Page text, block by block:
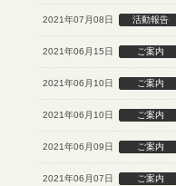
2021年07月08日 活動報告
2021年06月15日 ご案内
2021年06月10日 ご案内
2021年06月10日 ご案内
2021年06月09日 ご案内
2021年06月07日 ご案内